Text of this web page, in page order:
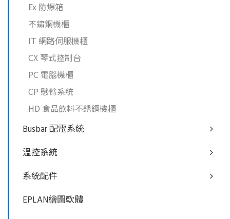
Ex 防爆箱
不鏽鋼機櫃
IT 網路伺服機櫃
CX 琴式控制台
PC 電腦機櫃
CP 懸臂系統
HD 食品飲料不銹鋼機櫃
Busbar 配電系統
溫控系統
系統配件
EPLAN繪圖軟體